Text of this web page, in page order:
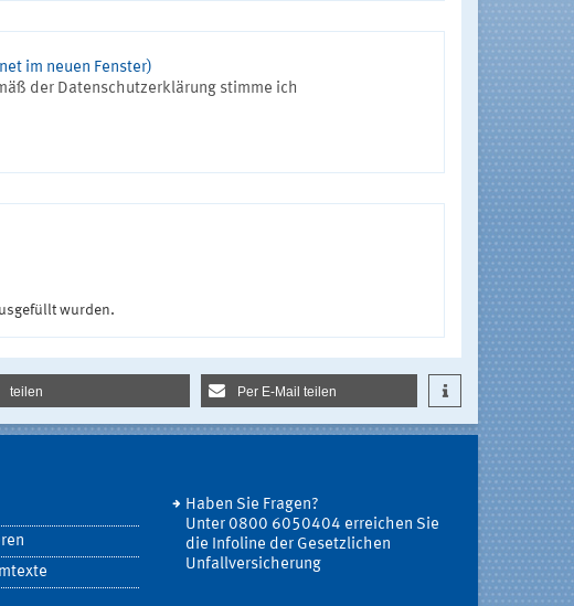
im neuen Fenster)
der Datenschutzerklärung stimme ich
wurden.
teilen Per E-Mail teilen
Haben Sie Fragen?
Unter 0800 6050404 erreichen Sie
die Infoline der Gesetzlichen
Unfallversicherung